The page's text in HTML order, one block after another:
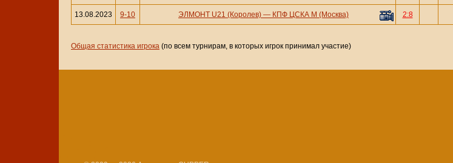
13.08.2023 9-10 ЭЛМОНТ U21 (Королев) — КПФ ЦСКА М (Москва) 2:8
Общая статистика игрока (по всем турнирам, в которых игрок принимал участие)